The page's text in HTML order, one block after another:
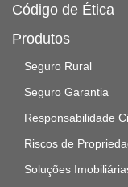
Código de Ética
Produtos
Seguro Rural
Seguro Garantia
Responsabilidade
Riscos de
Soluções